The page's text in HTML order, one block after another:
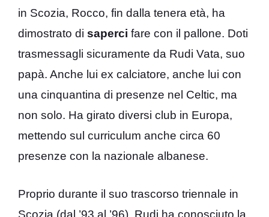
in Scozia, Rocco, fin dalla tenera età, ha
dimostrato di saperci fare con il pallone. Doti
trasmessagli sicuramente da Rudi Vata, suo
papà. Anche lui ex calciatore, anche lui con
una cinquantina di presenze nel Celtic, ma
non solo. Ha girato diversi club in Europa,
mettendo sul curriculum anche circa 60
presenze con la nazionale albanese.
Proprio durante il suo trascorso triennale in
Scozia (dal ’93 al ’96), Rudi ha conosciuto la